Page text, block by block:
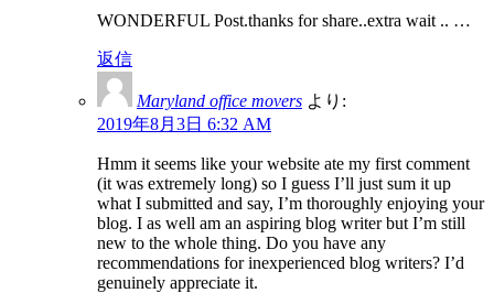
WONDERFUL Post.thanks for share..extra wait .. …
返信
Maryland office movers より:
2019年8月3日 6:32 AM
Hmm it seems like your website ate my first comment
(it was extremely long) so I guess I’ll just sum it up
what I submitted and say, I’m thoroughly enjoying your
blog. I as well am an aspiring blog writer but I’m still
new to the whole thing. Do you have any
recommendations for inexperienced blog writers? I’d
genuinely appreciate it.